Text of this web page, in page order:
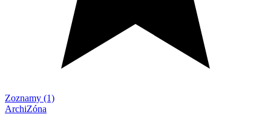
Zoznamy (1)
ArchiZóna